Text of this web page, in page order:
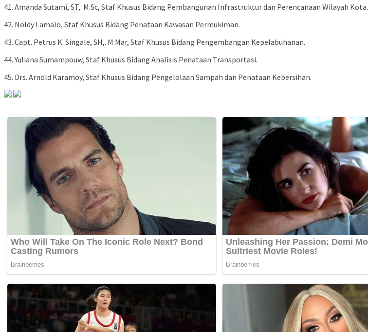
41. Amanda Sutami, ST,. M.Sc, Staf Khusus Bidang Pembangunan Infrastruktur dan Perencanaan Wilayah Kota.
42. Noldy Lamalo, Staf Khusus Bidang Penataan Kawasan Permukiman.
43. Capt. Petrus K. Singale, SH,. M.Mar, Staf Khusus Bidang Pengembangan Kepelabuhanan.
44. Yuliana Sumampouw, Staf Khusus Bidang Analisis Penataan Transportasi.
45. Drs. Arnold Karamoy, Staf Khusus Bidang Pengelolaan Sampah dan Penataan Kebersihan.